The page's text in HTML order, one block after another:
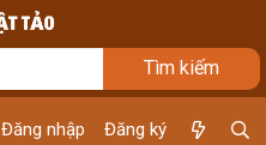
Đăng nhập Đăng ký